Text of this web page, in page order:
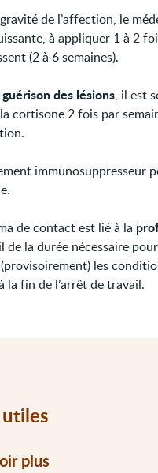
de l’affection, le
à appliquer 1 à 2
(2 à 6 semaines).
des lésions, il est
cortisone 2 fois par
immunosuppresseur
de contact est lié à la
de la durée nécessaire
les
la fin de l’arrêt de travail.
plus